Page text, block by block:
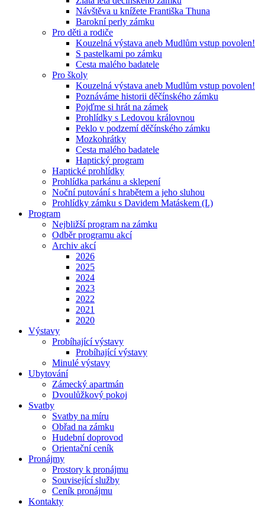
Návštěva u knížete Františka Thuna
Barokní perly zámku
Pro děti a rodiče
Kouzelná výstava aneb Mudlům vstup povolen!
S pastelkami po zámku
Cesta malého badatele
Pro školy
Kouzelná výstava aneb Mudlům vstup povolen!
Poznáváme historii děčínského zámku
Pojďme si hrát na zámek
Prohlídky s Ledovou královnou
Peklo v podzemí děčínského zámku
Mozkohrátky
Cesta malého badatele
Haptický program
Haptické prohlídky
Prohlídka parkánu a sklepení
Noční putování s hrabětem a jeho sluhou
Prohlídky zámku s Davidem Matáskem (I.)
Program
Nejbližší program na zámku
Odběr programu akcí
Archiv akcí
2026
2025
2024
2023
2022
2021
2020
Výstavy
Probíhající výstavy
Probíhající výstavy
Minulé výstavy
Ubytování
Zámecký apartmán
Dvoulůžkový pokoj
Svatby
Svatby na míru
Obřad na zámku
Hudební doprovod
Orientační ceník
Pronájmy
Prostory k pronájmu
Související služby
Ceník pronájmu
Kontakty